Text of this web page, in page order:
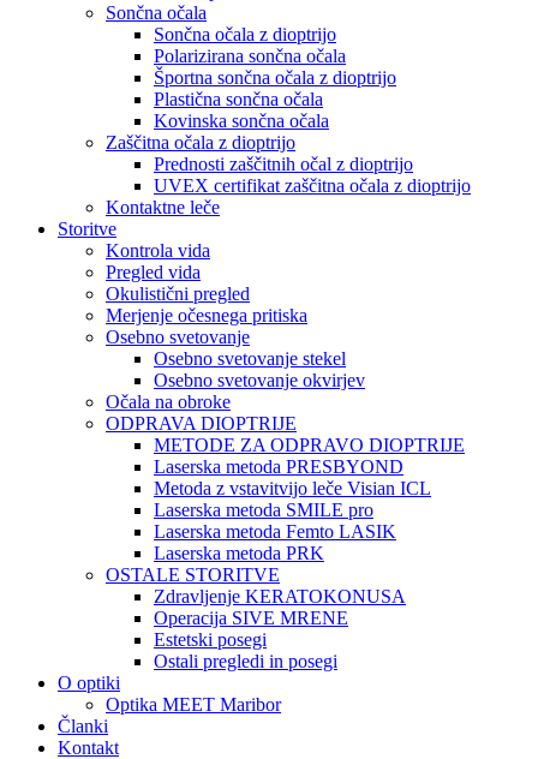
Sončna očala
Sončna očala z dioptrijo
Polarizirana sončna očala
Športna sončna očala z dioptrijo
Plastična sončna očala
Kovinska sončna očala
Zaščitna očala z dioptrijo
Prednosti zaščitnih očal z dioptrijo
UVEX certifikat zaščitna očala z dioptrijo
Kontaktne leče
Storitve
Kontrola vida
Pregled vida
Okulistični pregled
Merjenje očesnega pritiska
Osebno svetovanje
Osebno svetovanje stekel
Osebno svetovanje okvirjev
Očala na obroke
ODPRAVA DIOPTRIJE
METODE ZA ODPRAVO DIOPTRIJE
Laserska metoda PRESBYOND
Metoda z vstavitvijo leče Visian ICL
Laserska metoda SMILE pro
Laserska metoda Femto LASIK
Laserska metoda PRK
OSTALE STORITVE
Zdravljenje KERATOKONUSA
Operacija SIVE MRENE
Estetski posegi
Ostali pregledi in posegi
O optiki
Optika MEET Maribor
Članki
Kontakt